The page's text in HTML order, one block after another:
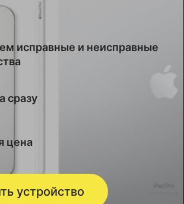
исправные и неисправные
сразу
цена
устройство